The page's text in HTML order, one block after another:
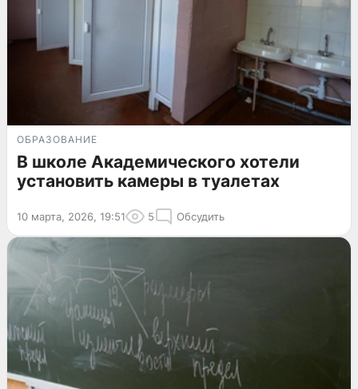
ОБРАЗОВАНИЕ
В школе Академического хотели
установить камеры в туалетах
10 марта, 2026, 19:51 5 Обсудить